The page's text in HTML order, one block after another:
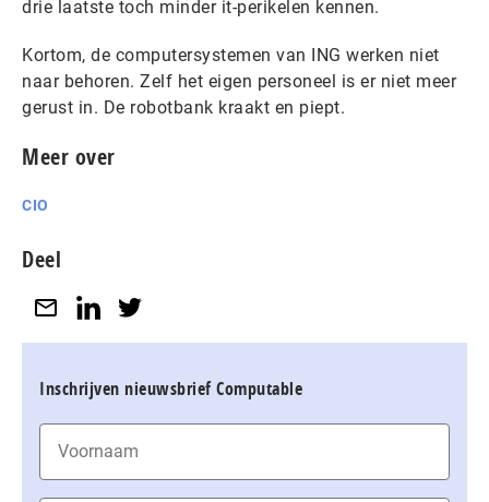
drie laatste toch minder it-perikelen kennen.
Kortom, de computersystemen van ING werken niet
naar behoren. Zelf het eigen personeel is er niet meer
gerust in. De robotbank kraakt en piept.
Meer over
CIO
Deel
Inschrijven nieuwsbrief Computable